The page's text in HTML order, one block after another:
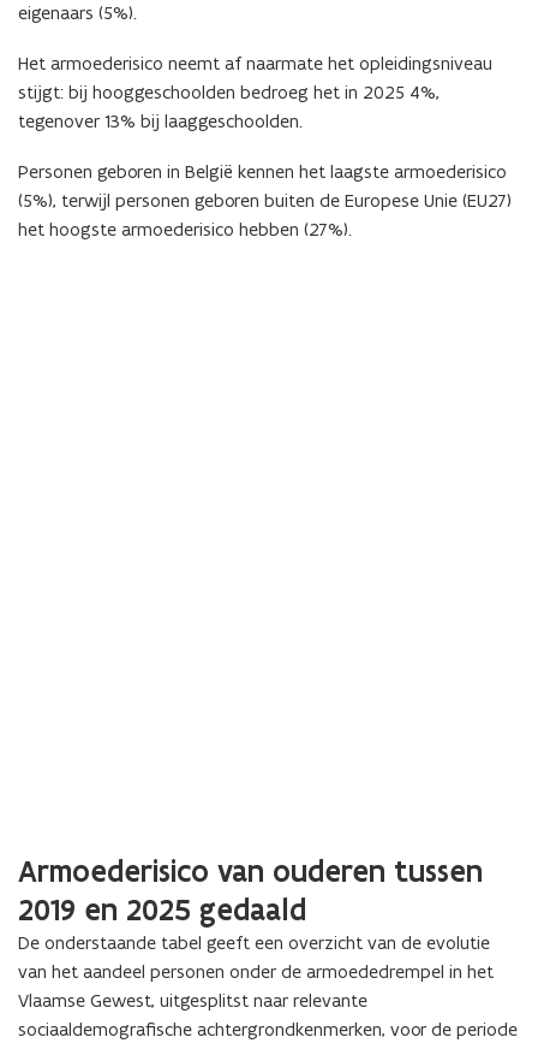
eigenaars (5%).
Het armoederisico neemt af naarmate het opleidingsniveau
stijgt: bij hooggeschoolden bedroeg het in 2025 4%,
tegenover 13% bij laaggeschoolden.
Personen geboren in België kennen het laagste armoederisico
(5%), terwijl personen geboren buiten de Europese Unie (EU27)
het hoogste armoederisico hebben (27%).
Armoederisico van ouderen tussen
2019 en 2025 gedaald
De onderstaande tabel geeft een overzicht van de evolutie
van het aandeel personen onder de armoededrempel in het
Vlaamse Gewest, uitgesplitst naar relevante
sociaaldemografische achtergrondkenmerken, voor de periode